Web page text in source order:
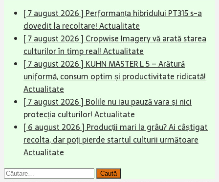
[ 7 august 2026 ] Performanța hibridului PT315 s-a
dovedit la recoltare!Actualitate
[ 7 august 2026 ] Cropwise Imagery vă arată starea
culturilor în timp real!Actualitate
[ 7 august 2026 ] KUHN MASTER L 5 – Arătură
uniformă, consum optim și productivitate ridicată!
Actualitate
[ 7 august 2026 ] Bolile nu iau pauză vara și nici
protecția culturilor!Actualitate
[ 6 august 2026 ] Producții mari la grâu? Ai câștigat
recolta, dar poți pierde startul culturii următoare
Actualitate
Caută